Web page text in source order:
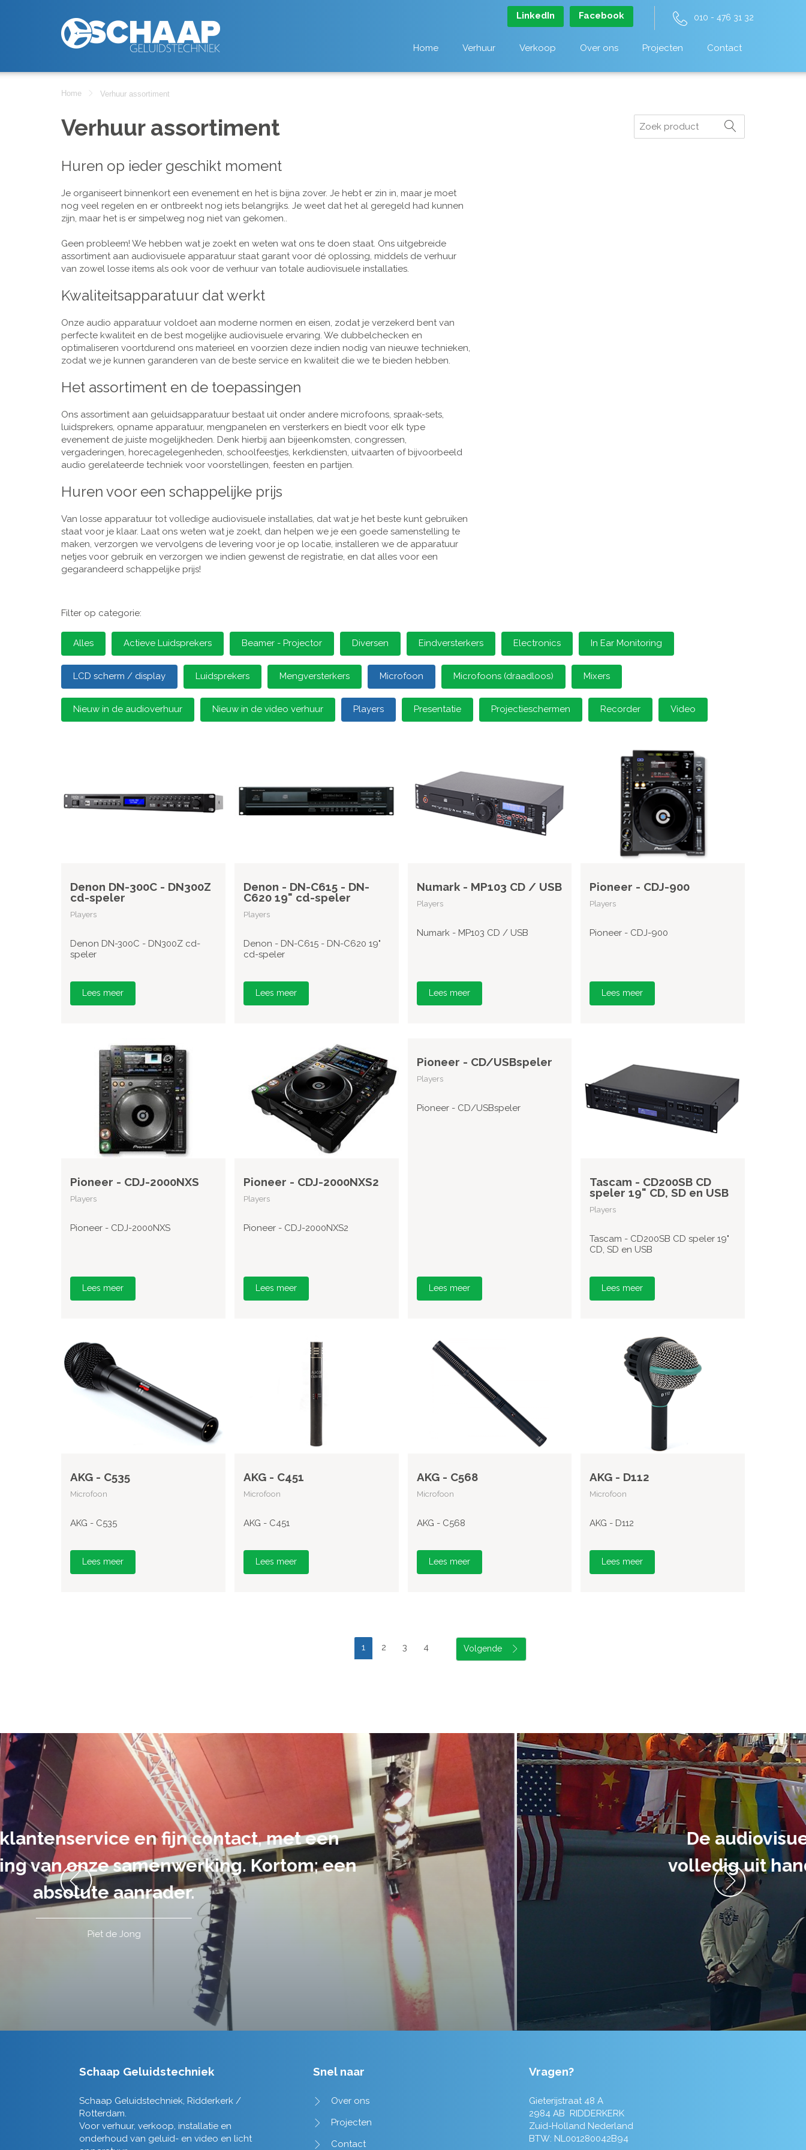
LinkedIn Facebook 010 - 476 31 32
Home Verhuur Verkoop Over ons Projecten Contact
Home Verhuur assortiment
Verhuur assortiment
Huren op ieder geschikt moment
Je organiseert binnenkort een evenement en het is bijna zover. Je hebt er zin in, maar je moet
nog veel regelen en er ontbreekt nog iets belangrijks. Je weet dat het al geregeld had kunnen
zijn, maar het is er simpelweg nog niet van gekomen..
Geen probleem! We hebben wat je zoekt en weten wat ons te doen staat. Ons uitgebreide
assortiment aan audiovisuele apparatuur staat garant voor dé oplossing, middels de verhuur
van zowel losse items als ook voor de verhuur van totale audiovisuele installaties.
Kwaliteitsapparatuur dat werkt
Onze audio apparatuur voldoet aan moderne normen en eisen, zodat je verzekerd bent van
perfecte kwaliteit en de best mogelijke audiovisuele ervaring. We dubbelchecken en
optimaliseren voortdurend ons materieel en voorzien deze indien nodig van nieuwe technieken,
zodat we je kunnen garanderen van de beste service en kwaliteit die we te bieden hebben.
Het assortiment en de toepassingen
Ons assortiment aan geluidsapparatuur bestaat uit onder andere microfoons, spraak-sets,
luidsprekers, opname apparatuur, mengpanelen en versterkers en biedt voor elk type
evenement de juiste mogelijkheden. Denk hierbij aan bijeenkomsten, congressen,
vergaderingen, horecagelegenheden, schoolfeestjes, kerkdiensten, uitvaarten of bijvoorbeeld
audio gerelateerde techniek voor voorstellingen, feesten en partijen.
Huren voor een schappelijke prijs
Van losse apparatuur tot volledige audiovisuele installaties, dat wat je het beste kunt gebruiken
staat voor je klaar. Laat ons weten wat je zoekt, dan helpen we je een goede samenstelling te
maken, verzorgen we vervolgens de levering voor je op locatie, installeren we de apparatuur
netjes voor gebruik en verzorgen we indien gewenst de registratie, en dat alles voor een
gegarandeerd schappelijke prijs!
Zoeken
Filter op categorie:
Alles Actieve Luidsprekers Beamer - Projector Diversen Eindversterkers Electronics In Ear Monitoring
LCD scherm / display Luidsprekers Mengversterkers Microfoon Microfoons (draadloos) Mixers
Nieuw in de audioverhuur Nieuw in de video verhuur Players Presentatie Projectieschermen Recorder Video
Denon DN-300C - DN300Z
cd-speler
Players
Denon DN-300C - DN300Z cd-
speler
Lees meer
Denon - DN-C615 - DN-
C620 19" cd-speler
Players
Denon - DN-C615 - DN-C620 19"
cd-speler
Lees meer
Numark - MP103 CD / USB
Players
Numark - MP103 CD / USB
Lees meer
Pioneer - CDJ-900
Players
Pioneer - CDJ-900
Lees meer
Pioneer - CDJ-2000NXS
Players
Pioneer - CDJ-2000NXS
Lees meer
Pioneer - CDJ-2000NXS2
Players
Pioneer - CDJ-2000NXS2
Lees meer
Pioneer - CD/USBspeler
Players
Pioneer - CD/USBspeler
Lees meer
Tascam - CD200SB CD
speler 19" CD, SD en USB
Players
Tascam - CD200SB CD speler 19"
CD, SD en USB
Lees meer
AKG - C535
Microfoon
AKG - C535
Lees meer
AKG - C451
Microfoon
AKG - C451
Lees meer
AKG - C568
Microfoon
AKG - C568
Lees meer
AKG - D112
Microfoon
AKG - D112
Lees meer
1 2 3 4
De audiovisuele uitvoering van ons evenement heb ik
volledig uit handen gegeven en dat is een aanrader! Alles
tot in de puntjes verzorgd.
Tim de Lange
Schaap Geluidstechniek
Schaap Geluidstechniek, Ridderkerk /
Rotterdam.
Voor verhuur, verkoop, installatie en
onderhoud van geluid- en video en licht
Snel naar
Over ons
Projecten
Contact
Vragen?
Gieterijstraat 48 A
2984 AB RIDDERKERK
Zuid-Holland Nederland
BTW: NL001280042B94